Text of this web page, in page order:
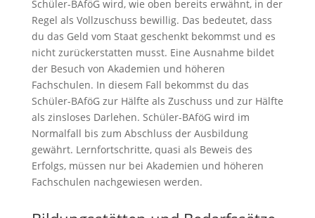
Schüler-BAföG wird, wie oben bereits erwähnt, in der
Regel als Vollzuschuss bewillig. Das bedeutet, dass
du das Geld vom Staat geschenkt bekommst und es
nicht zurückerstatten musst. Eine Ausnahme bildet
der Besuch von Akademien und höheren
Fachschulen. In diesem Fall bekommst du das
Schüler-BAföG zur Hälfte als Zuschuss und zur Hälfte
als zinsloses Darlehen. Schüler-BAföG wird im
Normalfall bis zum Abschluss der Ausbildung
gewährt. Lernfortschritte, quasi als Beweis des
Erfolgs, müssen nur bei Akademien und höheren
Fachschulen nachgewiesen werden.